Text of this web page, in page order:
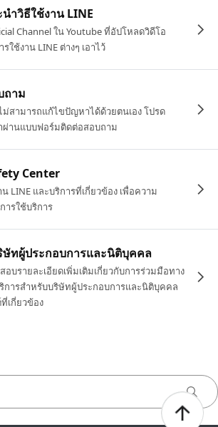
ำวิธีใช้งาน LINE
Channel ใน Youtube ที่อัปโหลดวิดีโอ
ใช้งาน LINE ต่างๆ เอาไว้
ถาม
สามารถแก้ไขปัญหาได้ด้วยตนเอง โปรด
ผ่านแบบฟอร์มติดต่อสอบถาม
Center
LINE และบริการที่เกี่ยวข้อง เพื่อความ
ารใช้บริการ
ษัทผู้ประกอบการและนิติบุคคล
อบรายละเอียดเพิ่มเติมเกี่ยวกับการร่วมมือทาง
การสำหรับบริษัทผู้ประกอบการและนิติบุคคล
เกี่ยวข้อง